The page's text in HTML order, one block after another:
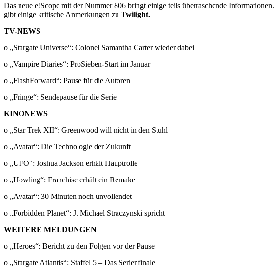
Das neue e!Scope mit der Nummer 806 bringt einige teils überraschende Informationen.
gibt einige kritische Anmerkungen zu Twilight.
TV-NEWS
o „Stargate Universe“: Colonel Samantha Carter wieder dabei
o „Vampire Diaries“: ProSieben-Start im Januar
o „FlashForward“: Pause für die Autoren
o „Fringe“: Sendepause für die Serie
KINONEWS
o „Star Trek XII“: Greenwood will nicht in den Stuhl
o „Avatar“: Die Technologie der Zukunft
o „UFO“: Joshua Jackson erhält Hauptrolle
o „Howling“: Franchise erhält ein Remake
o „Avatar“: 30 Minuten noch unvollendet
o „Forbidden Planet“: J. Michael Straczynski spricht
WEITERE MELDUNGEN
o „Heroes“: Bericht zu den Folgen vor der Pause
o „Stargate Atlantis“: Staffel 5 – Das Serienfinale